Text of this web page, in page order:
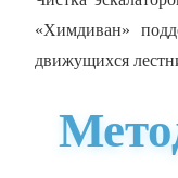
«Химдиван»
движущихся